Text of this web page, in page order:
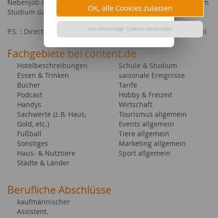
OK, alle Cookies zulassen
nur notwendige Cookies verwenden
Nebenjob machen und mir auf diese Weise etwas zu meinem
Studium dazuverdienen.
P.S. : Direct Orders sind erwünscht und würden mich freuen!
Fachgebiete bei content.de
Hotelbeschreibungen
Essen & Trinken
Bücher
Podcast
Handys
Sachwerte (z.B. Haus,
Gold, etc.)
Fußball
Sonstiges
Haus- & Nutztiere
Städte & Länder
Schule & Studium
saisonale Ereignisse
Tarife
Hobby & Freizeit
Wirtschaft
Tourismus allgemein
Events allgemein
Tiere allgemein
Marketing allgemein
Sport allgemein
Berufliche Abschlüsse
kaufmännischer
Assistent.